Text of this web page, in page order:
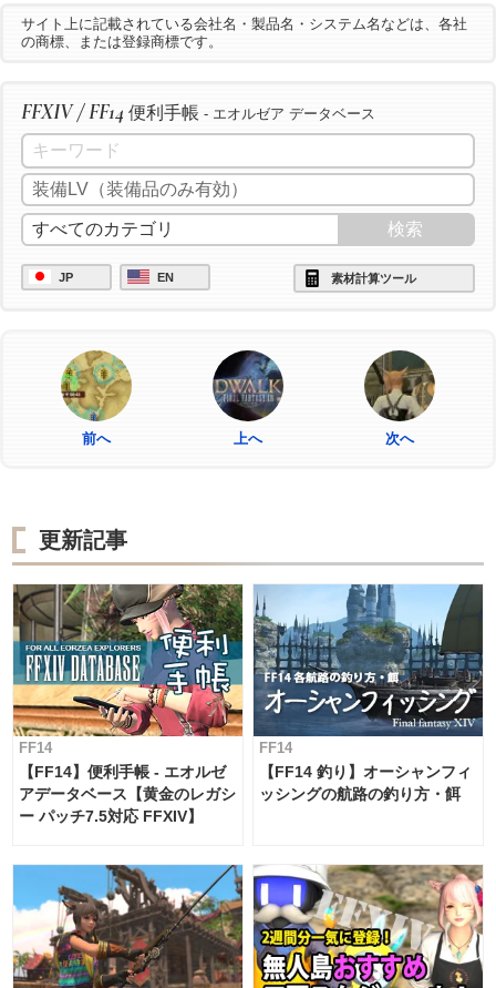
サイト上に記載されている会社名・製品名・システム名などは、各社
の商標、または登録商標です。
FFXIV / FF14 便利手帳 - エオルゼア データベース
JP EN 素材計算ツール
前へ 上へ 次へ
更新記事
FF14
【FF14】便利手帳 - エオルゼ
アデータベース【黄金のレガシ
ー パッチ7.5対応 FFXIV】
FF14
【FF14 釣り】オーシャンフィ
ッシングの航路の釣り方・餌